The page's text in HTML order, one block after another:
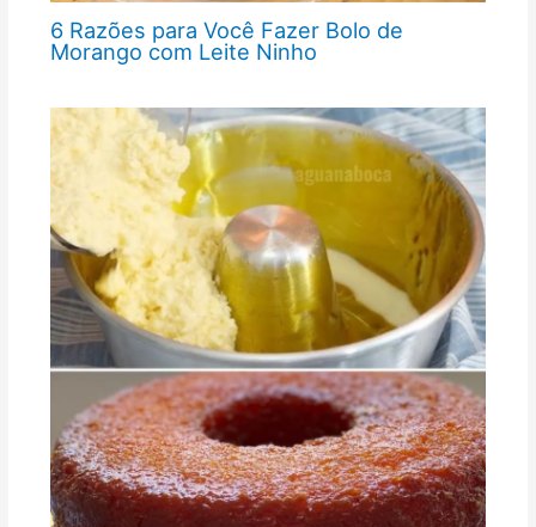
6 Razões para Você Fazer Bolo de
Morango com Leite Ninho